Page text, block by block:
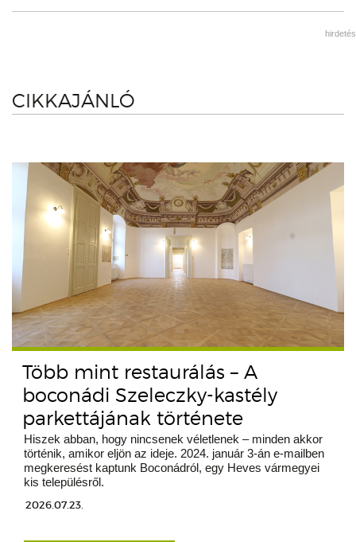
hirdetés
CIKKAJÁNLÓ
Több mint restaurálás – A
boconádi Szeleczky-kastély
parkettájának története
Hiszek abban, hogy nincsenek véletlenek – minden akkor
történik, amikor eljön az ideje. 2024. január 3-án e-mailben
megkeresést kaptunk Boconádról, egy Heves vármegyei
kis településről.
2026.07.23.